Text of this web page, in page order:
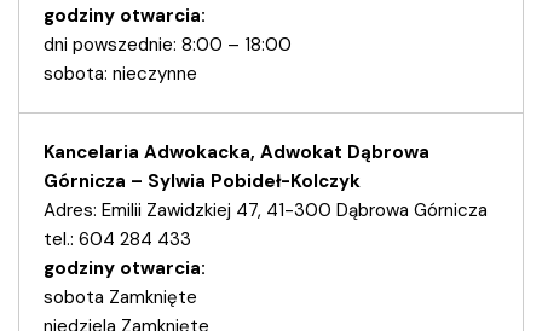
godziny otwarcia:
dni powszednie: 8:00 – 18:00
sobota: nieczynne
Kancelaria Adwokacka, Adwokat Dąbrowa
Górnicza – Sylwia Pobideł-Kolczyk
Adres: Emilii Zawidzkiej 47, 41-300 Dąbrowa Górnicza
tel.: 604 284 433
godziny otwarcia:
sobota Zamknięte
niedziela Zamknięte